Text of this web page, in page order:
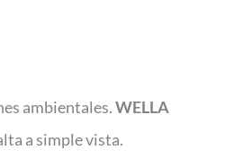
ambientales.WELLA
a simple vista.